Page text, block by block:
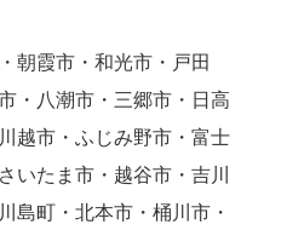
朝霞市・和光市・戸田
・八潮市・三郷市・日高
越市・ふじみ野市・富士
いたま市・越谷市・吉川
島町・北本市・桶川市・